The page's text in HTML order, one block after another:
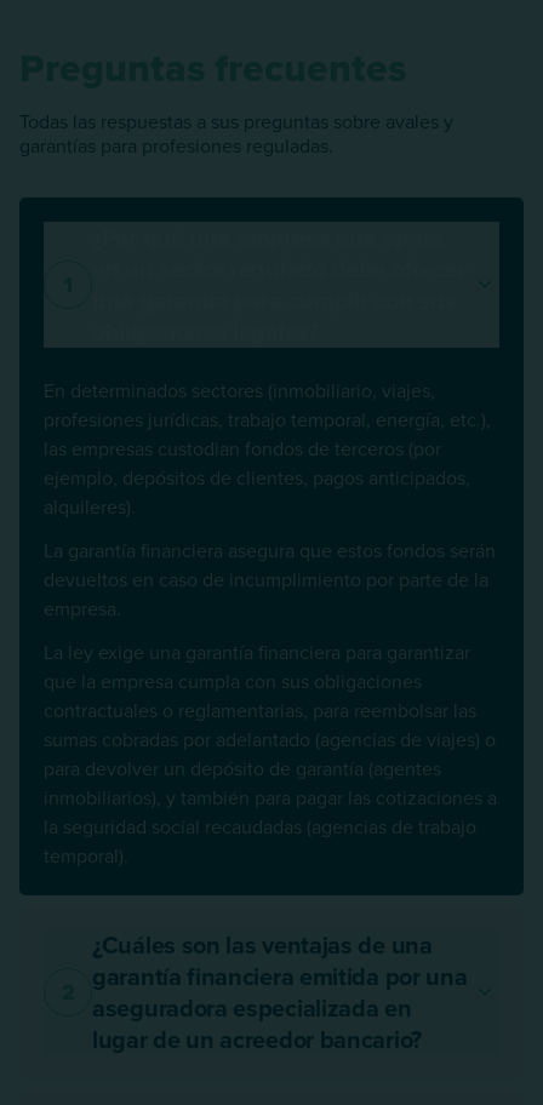
Todas las respuestas a sus preguntas sobre avales y
garantías para profesiones reguladas.
En determinados sectores (inmobiliario, viajes,
profesiones jurídicas, trabajo temporal, energía, etc.),
las empresas custodian fondos de terceros (por
ejemplo, depósitos de clientes, pagos anticipados,
alquileres).
La garantía financiera asegura que estos fondos serán
devueltos en caso de incumplimiento por parte de la
empresa.
La ley exige una garantía financiera para garantizar
que la empresa cumpla con sus obligaciones
contractuales o reglamentarias, para reembolsar las
sumas cobradas por adelantado (agencias de viajes) o
para devolver un depósito de garantía (agentes
inmobiliarios), y también para pagar las cotizaciones a
la seguridad social recaudadas (agencias de trabajo
temporal).
¿Cuáles son las ventajas de una
garantía financiera emitida por una
aseguradora especializada en
lugar de un acreedor bancario?